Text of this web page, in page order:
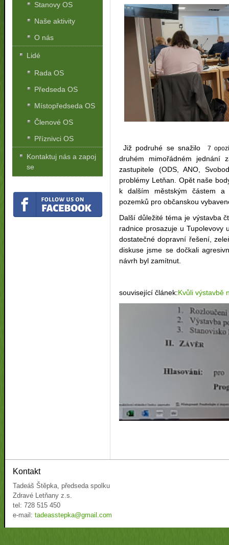
Již podruhé se snažilo 7
druhém mimořádném jednání
zastupitele (ODS, ANO,
problémy Letňan. Opět naše
k dalším městským částem
pozemků pro občanskou
Další důležité téma je výstavba
radnice prosazuje u Tupolevovy
dostatečné dopravní řešení,
diskuse jsme se dočkali
návrh byl zamítnut.
související článek:Kvůli výstavbě
Stanovy OS
Naše aktivity
O nás
Lidé
Rada OS
Předseda OS
Místopředseda OS
Členové OS
Příznivci OS
Kontaktuj nás a zapoj
se
Kontakt
Tadeáš Štěpka, předseda spolku
Zdravé Letňany z.s.
tel: 728 515 450
e-mail: tadeasstepka@gmail.com